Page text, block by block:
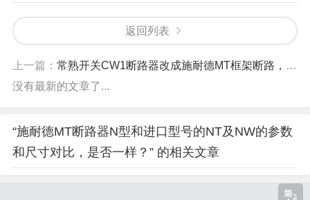
返回列表
上一篇： 常熟开关CW1断路器改成施耐德MT框架断路，能不能改，二次接线怎样处理？
没有最新的文章了...
“施耐德MT断路器N型和进口型号的NT及NW的参数
和尺寸对比，是否一样？” 的相关文章